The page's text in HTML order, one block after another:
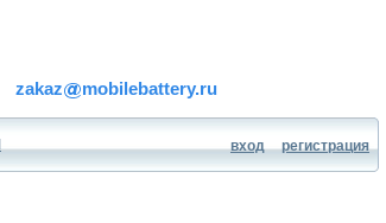
zakaz mobilebattery.ru
вход регистрация